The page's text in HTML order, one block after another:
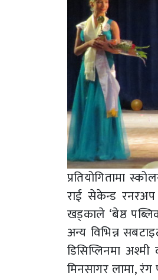
प्रतियोगितामा
राई सेकेन्ड
खड्काले ‘बेष्ठ
अन्य विभिन्न
डिसिप्लिनमा
मिनसागर लामा,